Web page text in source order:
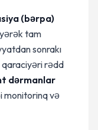
(bərpa)
tam
sonrakı
qaraciyəri rədd
dərmanlar
monitorinq və